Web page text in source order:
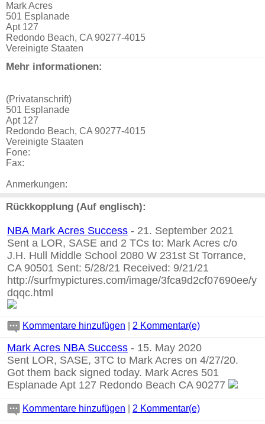
Mark Acres
501 Esplanade
Apt 127
Redondo Beach, CA 90277-4015
Vereinigte Staaten
Mehr informationen:
(Privatanschrift)
501 Esplanade
Apt 127
Redondo Beach, CA 90277-4015
Vereinigte Staaten
Fone:
Fax:
Anmerkungen:
Rückkopplung (Auf englisch):
NBA Mark Acres Success - 21. September 2021
Sent a LOR, SASE and 2 TCs to: Mark Acres c/o
J.H. Hull Middle School 2080 W 231st St Torrance,
CA 90501 Sent: 5/28/21 Received: 9/21/21
http://surfmypictures.com/image/3fca9d2cf07690ee/y
dqqc.html
Kommentare hinzufügen 2 Kommentar(e)
Mark Acres NBA Success - 15. May 2020
Sent LOR, SASE, 3TC to Mark Acres on 4/27/20.
Got them back signed today. Mark Acres 501
Esplanade Apt 127 Redondo Beach CA 90277
Kommentare hinzufügen 2 Kommentar(e)